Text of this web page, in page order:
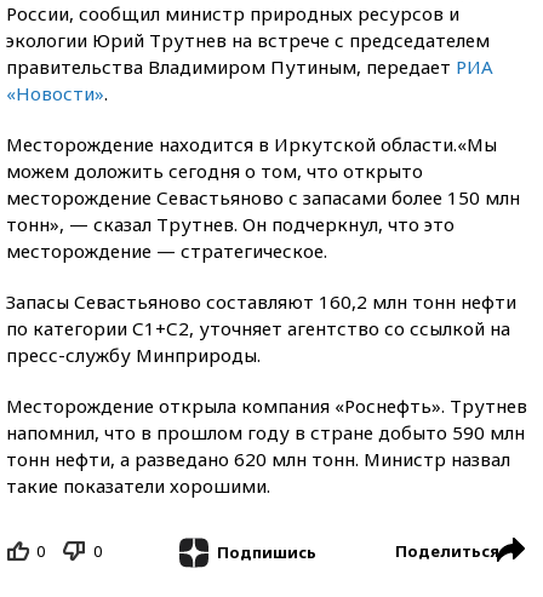
России, сообщил министр природных ресурсов и
экологии Юрий Трутнев на встрече с председателем
правительства Владимиром Путиным, передает РИА
«Новости».
Месторождение находится в Иркутской области.«Мы
можем доложить сегодня о том, что открыто
месторождение Севастьяново с запасами более 150 млн
тонн», — сказал Трутнев. Он подчеркнул, что это
месторождение — стратегическое.
Запасы Севастьяново составляют 160,2 млн тонн нефти
по категории С1+С2, уточняет агентство со ссылкой на
пресс-службу Минприроды.
Месторождение открыла компания «Роснефть». Трутнев
напомнил, что в прошлом году в стране добыто 590 млн
тонн нефти, а разведано 620 млн тонн. Министр назвал
такие показатели хорошими.
0 0 Подпишись Поделиться